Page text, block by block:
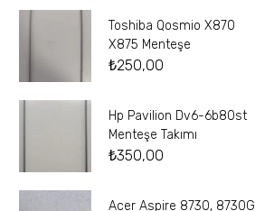
Toshiba Qosmio X870
X875 Menteşe
₺250,00
Hp Pavilion Dv6-6b80st
Menteşe Takımı
₺350,00
Acer Aspire 8730, 8730G